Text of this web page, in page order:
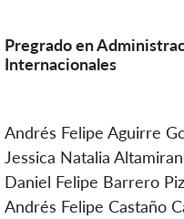
Pregrado en
Internacionales
Andrés Felipe Aguirre
Jessica Natalia
Daniel Felipe Barrero
Andrés Felipe Castaño